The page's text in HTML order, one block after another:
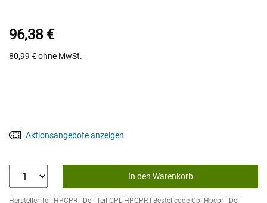
96,38 €
80,99 €ohne MwSt.
Aktionsangebote anzeigen
In den Warenkorb
Hersteller-Teil HPCPR | Dell Teil CPL-HPCPR | Bestellcode Cpl-Hpcpr | Dell